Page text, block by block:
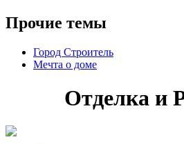
Прочие темы
Город Строитель
Мечта о доме
Отделка и